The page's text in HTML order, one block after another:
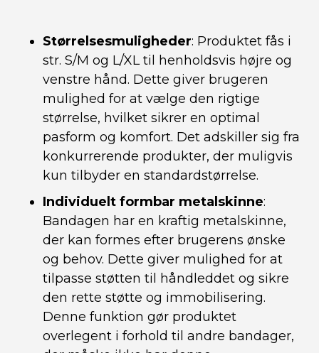
Størrelsesmuligheder: Produktet fås i
str. S/M og L/XL til henholdsvis højre og
venstre hånd. Dette giver brugeren
mulighed for at vælge den rigtige
størrelse, hvilket sikrer en optimal
pasform og komfort. Det adskiller sig fra
konkurrerende produkter, der muligvis
kun tilbyder en standardstørrelse.
Individuelt formbar metalskinne:
Bandagen har en kraftig metalskinne,
der kan formes efter brugerens ønske
og behov. Dette giver mulighed for at
tilpasse støtten til håndleddet og sikre
den rette støtte og immobilisering.
Denne funktion gør produktet
overlegent i forhold til andre bandager,